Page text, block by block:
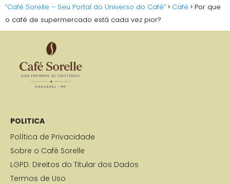
“Café Sorelle – Seu Portal do Universo do Café” Café
Por que
o café de supermercado está cada vez pior?
POLITICA
Política de Privacidade
Sobre o Café Sorelle
LGPD: Direitos do Titular dos Dados
Termos de Uso